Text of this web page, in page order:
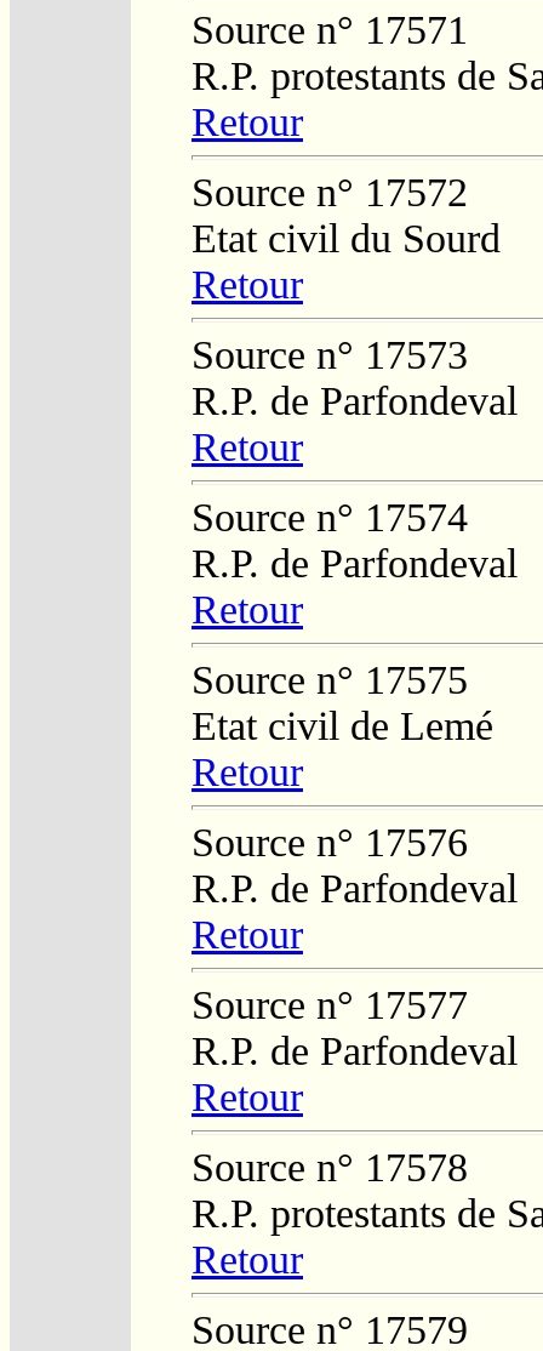
Source n° 17571
R.P. protestants de
Retour
Source n° 17572
Etat civil du Sourd
Retour
Source n° 17573
R.P. de Parfondeval
Retour
Source n° 17574
R.P. de Parfondeval
Retour
Source n° 17575
Etat civil de Lemé
Retour
Source n° 17576
R.P. de Parfondeval
Retour
Source n° 17577
R.P. de Parfondeval
Retour
Source n° 17578
R.P. protestants de
Retour
Source n° 17579